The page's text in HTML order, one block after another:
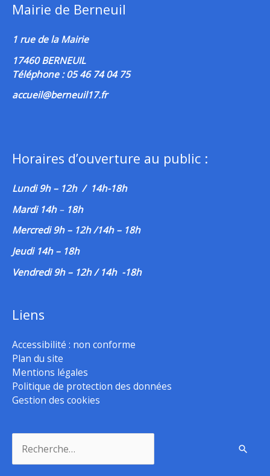
Mairie de Berneuil
1 rue de la Mairie
17460 BERNEUIL
Téléphone : 05 46 74 04 75
accueil@berneuil17.fr
Horaires d’ouverture au public :
Lundi 9h – 12h / 14h-18h
Mardi 14h– 18h
Mercredi 9h – 12h /14h – 18h
Jeudi 14h – 18h
Vendredi 9h – 12h / 14h -18h
Liens
Accessibilité : non conforme
Plan du site
Mentions légales
Politique de protection des données
Gestion des cookies